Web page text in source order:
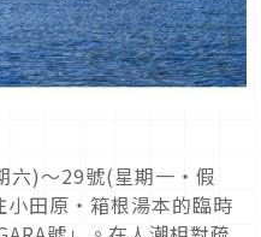
六)～29號(星期一・假
田原・箱根湯本的臨時